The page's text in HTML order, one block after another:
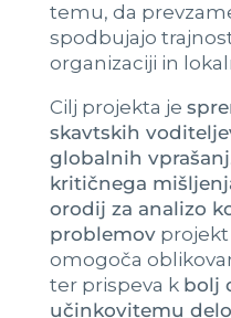
temu, da
spodbujajo
organizaciji in
Cilj projekta je
skavtskih
globalnih vprašanj
kritičnega
orodij za analizo
problemovprojekt
omogoča
ter prispeva k bolj
učinkovitemu